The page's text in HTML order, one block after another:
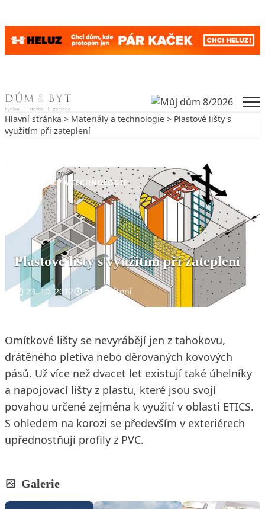
Skip to content
Hlavní stránka > Materiály a technologie > Plastové lišty s
využitím při zateplení
MATERIÁLY A TECHNOLOGIE
Plastové lišty s využitím při zateplení
23. 10. 2012 5 min. čtení
Omítkové lišty se nevyrábějí jen z tahokovu,
drátěného pletiva nebo děrovaných kovových
pásů. Už více než dvacet let existují také úhelníky
a napojovací lišty z plastu, které jsou svojí
povahou určené zejména k využití v oblasti ETICS.
S ohledem na korozi se především v exteriérech
upřednostňují profily z PVC.
Galerie